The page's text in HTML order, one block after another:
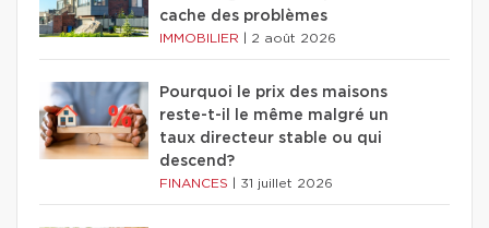
cache des problèmes
IMMOBILIER 2 août 2026
Pourquoi le prix des maisons
reste-t-il le même malgré un
taux directeur stable ou qui
descend?
FINANCES 31 juillet 2026